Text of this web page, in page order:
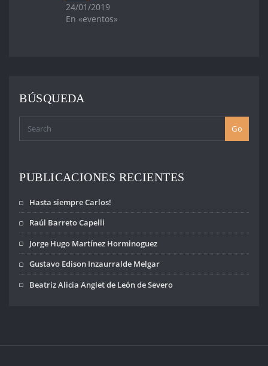
24/01/2019
En «eventos»
BÚSQUEDA
Go
PUBLICACIONES RECIENTES
Hasta siempre Carlos!
Raúl Barreto Capelli
Jorge Hugo Martínez Horminoguez
Gustavo Edison Inzaurralde Melgar
Beatriz Alicia Anglet de León de Severo